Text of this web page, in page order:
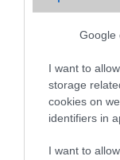
Google
I want to
storage
cookies on
identifiers in
I want to
akármilyen
nyugvó vasról van
irányához igazodva